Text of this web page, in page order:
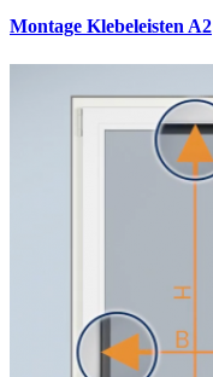
Montage Klebeleisten A2